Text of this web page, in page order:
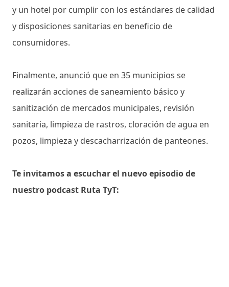
y un hotel por cumplir con los estándares de calidad
y disposiciones sanitarias en beneficio de
consumidores.
Finalmente, anunció que en 35 municipios se
realizarán acciones de saneamiento básico y
sanitización de mercados municipales, revisión
sanitaria, limpieza de rastros, cloración de agua en
pozos, limpieza y descacharrización de panteones.
Te invitamos a escuchar el nuevo episodio de
nuestro podcast Ruta TyT: